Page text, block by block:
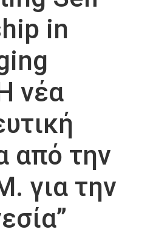
in
νέα
από την
για την